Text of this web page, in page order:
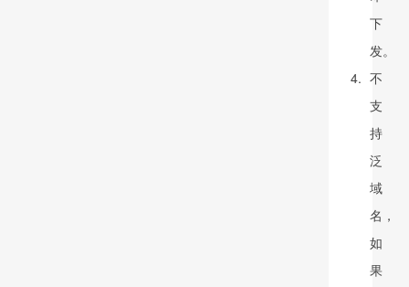
下
发。
不
支
持
泛
域
名，
如
果